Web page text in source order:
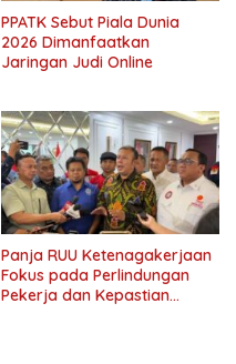
PPATK Sebut Piala Dunia
2026 Dimanfaatkan
Jaringan Judi Online
Panja RUU Ketenagakerjaan
Fokus pada Perlindungan
Pekerja dan Kepastian